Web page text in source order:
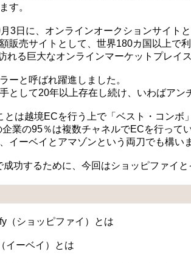
す。
3日に、オンラインオークションサイト
販売サイトとして、世界180カ国以上で
れる巨大なオンラインマーケットプレイ
ーと呼ばれ躍進しました。
として20年以上存在し続け、いわばアン
は越境ECを行う上で「ベスト・コンボ
業の95％は複数チャネルでECを行って
イーベイとアマゾンという両刀でも構い
功するために、今回はショッピファイ
（ショッピファイ）とは
イーベイ）とは